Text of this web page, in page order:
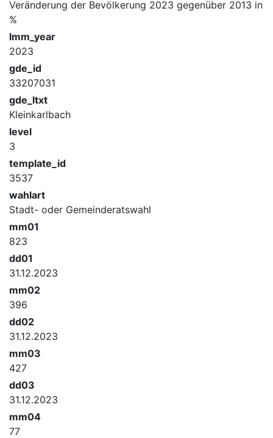
Veränderung der Bevölkerung 2023 gegenüber 2013 in
%
lmm_year
2023
gde_id
33207031
gde_ltxt
Kleinkarlbach
level
3
template_id
3537
wahlart
Stadt- oder Gemeinderatswahl
mm01
823
dd01
31.12.2023
mm02
396
dd02
31.12.2023
mm03
427
dd03
31.12.2023
mm04
77